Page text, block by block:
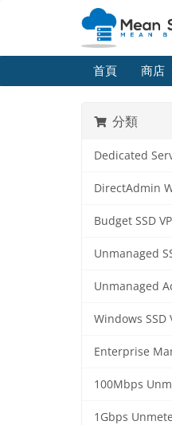
首頁 商店
分類
Dedicated
DirectAdmin
Budget SSD
Unmanaged
Unmanaged
Windows SSD
Enterprise
100Mbps
1Gbps